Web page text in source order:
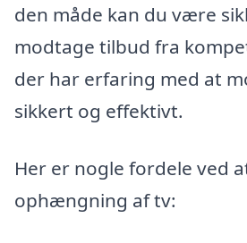
den måde kan du være
modtage tilbud fra
der har erfaring med at
sikkert og effektivt.
Her er nogle fordele ved
ophængning af tv: